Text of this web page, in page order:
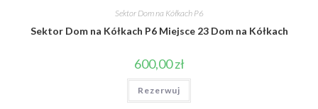
Sektor Dom na Kółkach P6
Sektor Dom na Kółkach P6 Miejsce 23 Dom na Kółkach
600,00zł
Rezerwuj